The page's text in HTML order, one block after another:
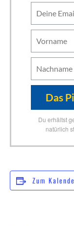
Du erhältst
natürlich
Zum